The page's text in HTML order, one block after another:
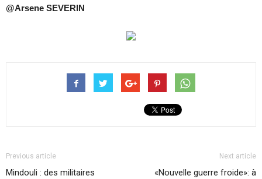
@Arsene SEVERIN
Previous article
Mindouli : des militaires
Next article
«Nouvelle guerre froide»: à